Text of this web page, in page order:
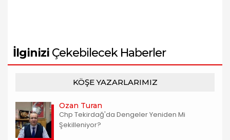
İlginizi Çekebilecek Haberler
KÖŞE YAZARLARIMIZ
Ozan Turan
Chp Tekirdağ'da Dengeler Yeniden Mi
Şekilleniyor?